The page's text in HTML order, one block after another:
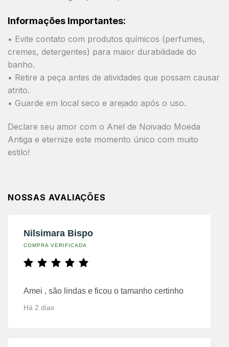
Informações Importantes:
• Evite contato com produtos químicos (perfumes,
cremes, detergentes) para maior durabilidade do
banho.
• Retire a peça antes de atividades que possam causar
atrito.
• Guarde em local seco e arejado após o uso.
Declare seu amor com o Anel de Noivado Moeda
Antiga e eternize este momento único com muito
estilo!
NOSSAS AVALIAÇÕES
Nilsimara Bispo
COMPRA VERIFICADA
Amei , são lindas e ficou o tamanho certinho
Há 2 dias